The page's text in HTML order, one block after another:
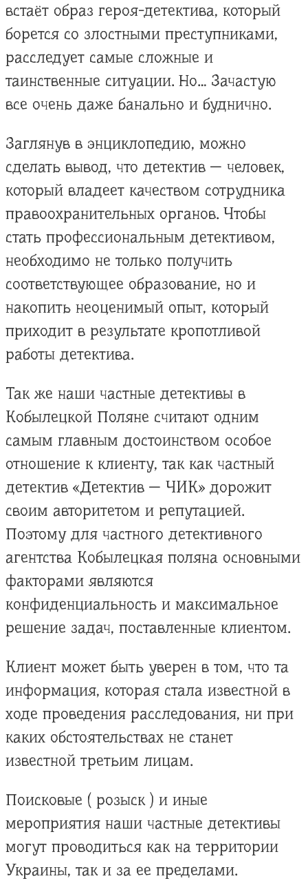
встаёт образ героя-детектива, который
борется со злостными преступниками,
расследует самые сложные и
таинственные ситуации. Но… Зачастую
все очень даже банально и буднично.
Заглянув в энциклопедию, можно
сделать вывод, что детектив — человек,
который владеет качеством сотрудника
правоохранительных органов. Чтобы
стать профессиональным детективом,
необходимо не только получить
соответствующее образование, но и
накопить неоценимый опыт, который
приходит в результате кропотливой
работы детектива.
Так же наши частные детективы в
Кобылецкой Поляне считают одним
самым главным достоинством особое
отношение к клиенту, так как частный
детектив «Детектив — ЧИК» дорожит
своим авторитетом и репутацией.
Поэтому для частного детективного
агентства Кобылецкая поляна основными
факторами являются
конфиденциальность и максимальное
решение задач, поставленные клиентом.
Клиент может быть уверен в том, что та
информация, которая стала известной в
ходе проведения расследования, ни при
каких обстоятельствах не станет
известной третьим лицам.
Поисковые ( розыск ) и иные
мероприятия наши частные детективы
могут проводиться как на территории
Украины, так и за ее пределами.